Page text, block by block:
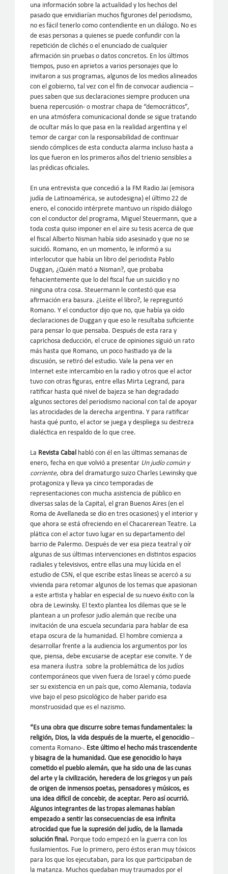
una información sobre la actualidad y los hechos del
pasado que envidiarían muchos figurones del periodismo,
no es fácil tenerlo como contendiente en un diálogo. No es
de esas personas a quienes se puede confundir con la
repetición de clichés o el enunciado de cualquier
afirmación sin pruebas o datos concretos. En los últimos
tiempos, puso en aprietos a varios personajes que lo
invitaron a sus programas, algunos de los medios alineados
con el gobierno, tal vez con el fin de convocar audiencia –
pues saben que sus declaraciones siempre producen una
buena repercusión- o mostrar chapa de “democráticos”,
en una atmósfera comunicacional donde se sigue tratando
de ocultar más lo que pasa en la realidad argentina y el
temor de cargar con la responsabilidad de continuar
siendo cómplices de esta conducta alarma incluso hasta a
los que fueron en los primeros años del trienio sensibles a
las prédicas oficiales.
En una entrevista que concedió a la FM Radio Jai (emisora
judía de Latinoamérica, se autodesigna) el último 22 de
enero, el conocido intérprete mantuvo un ríspido diálogo
con el conductor del programa, Miguel Steuermann, que a
toda costa quiso imponer en el aire su tesis acerca de que
el fiscal Alberto Nisman había sido asesinado y que no se
suicidó. Romano, en un momento, le informó a su
interlocutor que había un libro del periodista Pablo
Duggan, ¿Quién mató a Nisman?, que probaba
fehacientemente que lo del fiscal fue un suicidio y no
ninguna otra cosa. Steuermann le contestó que esa
afirmación era basura. ¿Leíste el libro?, le repreguntó
Romano. Y el conductor dijo que no, que había ya oído
declaraciones de Duggan y que eso le resultaba suficiente
para pensar lo que pensaba. Después de esta rara y
caprichosa deducción, el cruce de opiniones siguió un rato
más hasta que Romano, un poco hastiado ya de la
discusión, se retiró del estudio. Vale la pena ver en
Internet este intercambio en la radio y otros que el actor
tuvo con otras figuras, entre ellas Mirta Legrand, para
ratificar hasta qué nivel de bajeza se han degradado
algunos sectores del periodismo nacional con tal de apoyar
las atrocidades de la derecha argentina. Y para ratificar
hasta qué punto, el actor se juega y despliega su destreza
dialéctica en respaldo de lo que cree.
La Revista Cabal habló con él en las últimas semanas de
enero, fecha en que volvió a presentar Un judío común y
corriente, obra del dramaturgo suizo Charles Lewinsky que
protagoniza y lleva ya cinco temporadas de
representaciones con mucha asistencia de público en
diversas salas de la Capital, el gran Buenos Aires (en el
Roma de Avellaneda se dio en tres ocasiones) y el interior y
que ahora se está ofreciendo en el Chacarerean Teatre. La
plática con el actor tuvo lugar en su departamento del
barrio de Palermo. Después de ver esa pieza teatral y oír
algunas de sus últimas intervenciones en distintos espacios
radiales y televisivos, entre ellas una muy lúcida en el
estudio de C5N, el que escribe estas líneas se acercó a su
vivienda para retomar algunos de los temas que apasionan
a este artista y hablar en especial de su nuevo éxito con la
obra de Lewinsky. El texto plantea los dilemas que se le
plantean a un profesor judío alemán que recibe una
invitación de una escuela secundaria para hablar de esa
etapa oscura de la humanidad. El hombre comienza a
desarrollar frente a la audiencia los argumentos por los
que, piensa, debe excusarse de aceptar ese convite. Y de
esa manera ilustra sobre la problemática de los judíos
contemporáneos que viven fuera de Israel y cómo puede
ser su existencia en un país que, como Alemania, todavía
vive bajo el peso psicológico de haber parido esa
monstruosidad que es el nazismo.
“Es una obra que discurre sobre temas fundamentales: la
religión, Dios, la vida después de la muerte, el genocidio–
comenta Romano-. Este último el hecho más trascendente
y bisagra de la humanidad. Que ese genocidio lo haya
cometido el pueblo alemán, que ha sido una de las cunas
del arte y la civilización, heredera de los griegos y un país
de origen de inmensos poetas, pensadores y músicos, es
una idea difícil de concebir, de aceptar. Pero así ocurrió.
Algunos integrantes de las tropas alemanas habían
empezado a sentir las consecuencias de esa infinita
atrocidad que fue la supresión del judío, de la llamada
solución final. Porque todo empezó en la guerra con los
fusilamientos. Fue lo primero, pero éstos eran muy tóxicos
para los que los ejecutaban, para los que participaban de
la matanza. Muchos quedaban muy traumados por el